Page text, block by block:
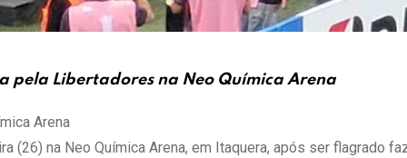
pela Libertadores na Neo Química Arena
Arena
(26) na Neo Química Arena, em Itaquera, após ser flagrado